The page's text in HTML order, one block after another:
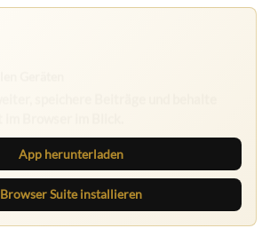
App herunterladen
Browser Suite installieren